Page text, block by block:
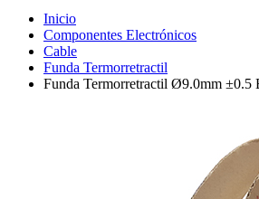
Inicio
Componentes Electrónicos
Cable
Funda Termorretractil
Funda Termorretractil Ø9.0mm ±0.5